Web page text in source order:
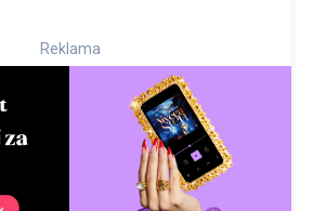
Reklama